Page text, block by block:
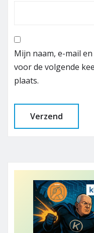
Mijn naam, e-mail
voor de volgende
plaats.